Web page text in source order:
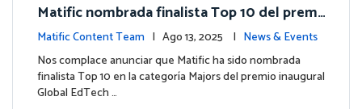
Matific nombrada finalista Top 10 del premi
o inaugural Global EdTech Prize
Matific Content Team | Ago 13, 2025 | News & Events
Nos complace anunciar que Matific ha sido nombrada
finalista Top 10 en la categoría Majors del premio inaugural
Global EdTech …